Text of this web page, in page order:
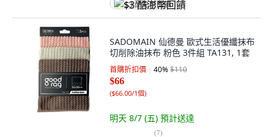
$3 酷澎幣回饋
SADOMAIN 仙德曼 歐式生活優纖抹布
切削除油抹布 粉色 3件組 TA131, 1套
首購折扣價 40%$110
$66
($66.00/1個)
明天 8/7 (五) 預計送達
(7)